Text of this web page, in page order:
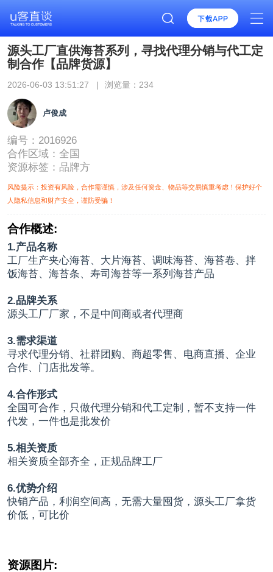
源头工厂直供海苔系列，寻找代理分销与代工定
制合作【品牌货源】
2026-06-03 13:51:27 | 浏览量：234
卢俊成
编号：2016926
合作区域： 全国
资源标签： 品牌方
风险提示：投资有风险，合作需谨慎，涉及任何资金、物品等交易慎重考虑！保护好个
人隐私信息和财产安全，谨防受骗！
合作概述:
1.产品名称
工厂生产夹心海苔、大片海苔、调味海苔、海苔卷、拌
饭海苔、海苔条、寿司海苔等一系列海苔产品
2.品牌关系
源头工厂厂家，不是中间商或者代理商
3.需求渠道
寻求代理分销、社群团购、商超零售、电商直播、企业
合作、门店批发等。
4.合作形式
全国可合作，只做代理分销和代工定制，暂不支持一件
代发，一件也是批发价
5.相关资质
相关资质全部齐全，正规品牌工厂
6.优势介绍
快销产品，利润空间高，无需大量囤货，源头工厂拿货
价低，可比价
资源图片: